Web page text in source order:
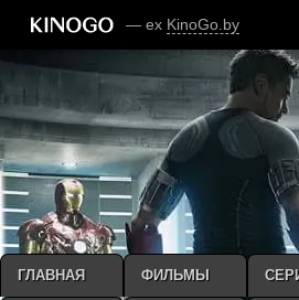
— ex KinoGo.by
ГЛАВНАЯ ФИЛЬМЫ